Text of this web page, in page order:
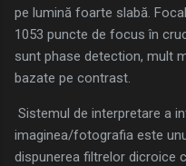
pe lumină foarte slabă.
1053 puncte de focus în
sunt phase detection, mult
bazate pe contrast.
Sistemul de interpretare a
imaginea/fotografia este
dispunerea filtrelor dicroice